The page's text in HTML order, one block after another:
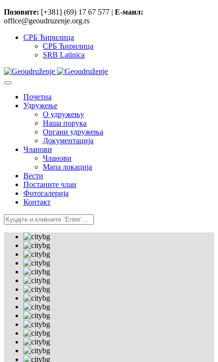
Позовите: [+381] (69) 17 67 577 | Е-маил:
office@geoudruzenje.org.rs
СРБ Ћирилица
СРБ Ћирилица
SRB Latinica
Почетна
Удружење
O удружењу
Наша порука
Органи удружења
Документација
Чланови
Чланови
Мапа локација
Вести
Постаните члан
Фотогалерија
Контакт